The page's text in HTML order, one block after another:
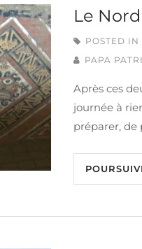
Le
POSTED IN
PAPA
Après ces
journée à
préparer, de